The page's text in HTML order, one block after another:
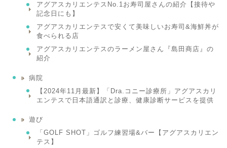
アグアスカリエンテスNo.1お寿司屋さんの紹介【接待や
記念日にも】
アグアスカリエンテスで安くて美味しいお寿司&海鮮丼が
食べられる店
アグアスカリエンテスのラーメン屋さん『島田商店』の
紹介
病院
【2024年11月最新】「Dra.コニー診療所」アグアスカリ
エンテスで日本語通訳と診療、健康診断サービスを提供
遊び
「GOLF SHOT」ゴルフ練習場&バー【アグアスカリエン
テス】